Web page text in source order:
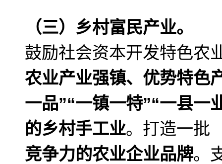
（三）乡村富民产业。
鼓励社会资本开发特色
农业产业强镇、优势特色
一品”“一镇一特”“一县一
的乡村手工业。打造一
竞争力的农业企业品牌。